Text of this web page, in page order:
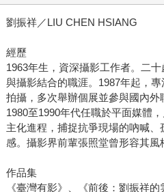
劉振祥／LIU CHEN HSIANG
經歷
1963年生，資深攝影工作者。二
與攝影結合的職涯。1987年起，
拍攝，多次舉辦個展並參與國內外
1980至1990年代任職於平面媒體
主化進程，捕捉抗爭現場的吶喊
感。攝影界前輩張照堂曾形容其風
作品集
《臺灣有影》、《前後：劉振祥